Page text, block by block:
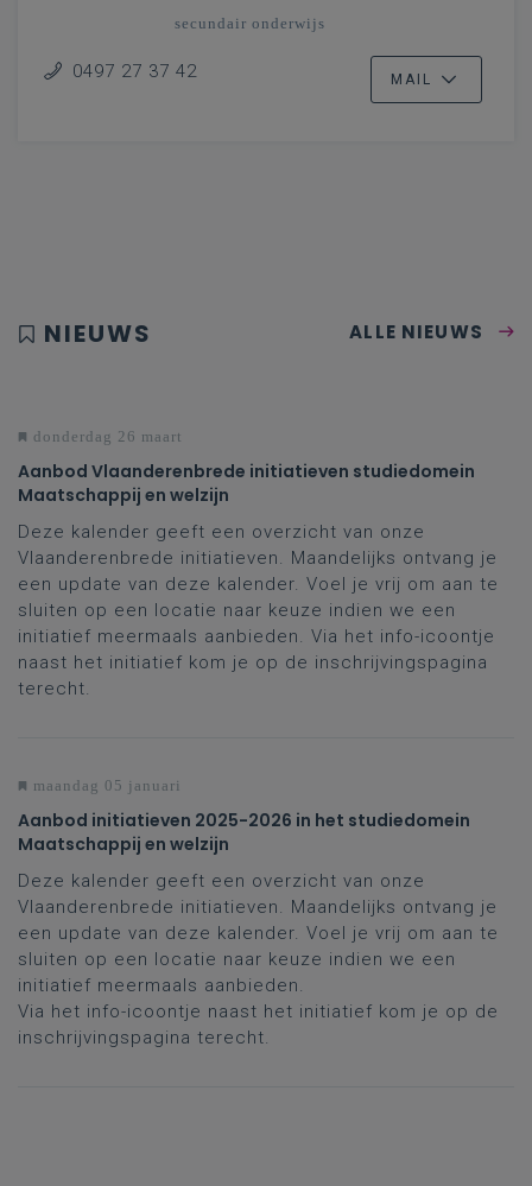
secundair onderwijs
0497 27 37 42 MAIL
NIEUWS ALLE NIEUWS
donderdag 26 maart
Aanbod Vlaanderenbrede initiatieven studiedomein
Maatschappij en welzijn
Deze kalender geeft een overzicht van onze
Vlaanderenbrede initiatieven. Maandelijks ontvang je
een update van deze kalender. Voel je vrij om aan te
sluiten op een locatie naar keuze indien we een
initiatief meermaals aanbieden. Via het info-icoontje
naast het initiatief kom je op de inschrijvingspagina
terecht.
maandag 05 januari
Aanbod initiatieven 2025-2026 in het studiedomein
Maatschappij en welzijn
Deze kalender geeft een overzicht van onze
Vlaanderenbrede initiatieven. Maandelijks ontvang je
een update van deze kalender. Voel je vrij om aan te
sluiten op een locatie naar keuze indien we een
initiatief meermaals aanbieden.
Via het info-icoontje naast het initiatief kom je op de
inschrijvingspagina terecht.